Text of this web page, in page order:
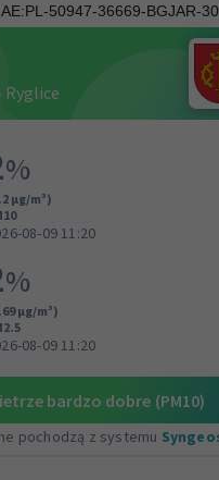
AE:PL-50947-36669-BGJAR-30